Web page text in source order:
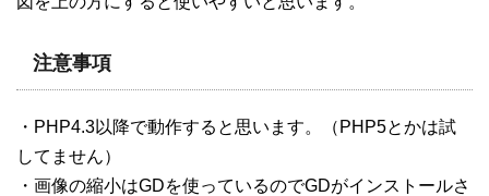
注意事項
・PHP4.3以降で動作すると思います。（PHP5とかは試
してません）
・画像の縮小はGDを使っているのでGDがインストールさ